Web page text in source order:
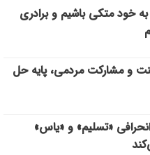
خود متکی باشیم و برادری
و مشارکت مردمی، پایه حل
«تسلیم» و «یاس»